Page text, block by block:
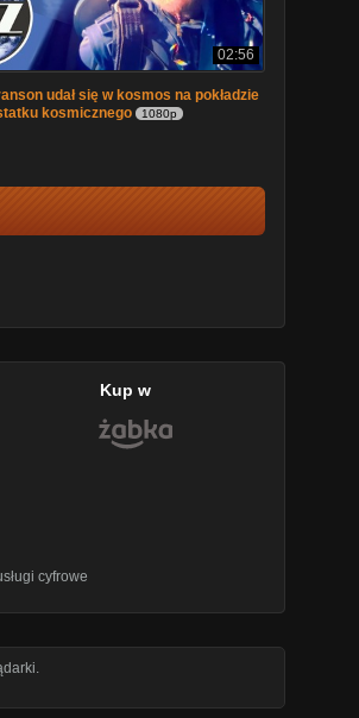
02:56
udał się w kosmos na pokładzie
kosmicznego
1080p
cyfrowe
Kup w